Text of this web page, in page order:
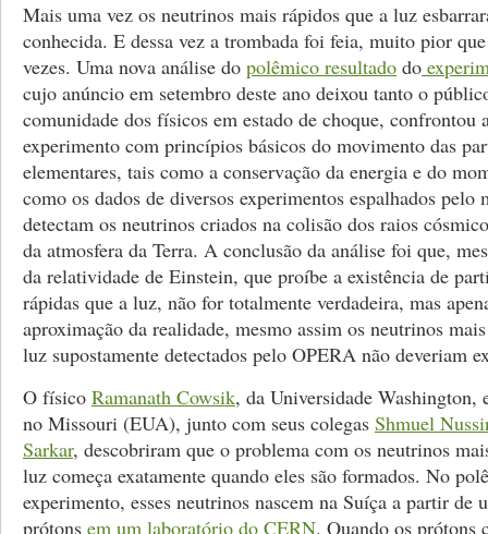
Mais uma vez os neutrinos mais rápidos que a luz
conhecida. E dessa vez a trombada foi feia, muito pior
vezes. Uma nova análise do polêmico resultado do
cujo anúncio em setembro deste ano deixou tanto o
comunidade dos físicos em estado de choque, confrontou
experimento com princípios básicos do movimento das
elementares, tais como a conservação da energia e do
como os dados de diversos experimentos espalhados pelo
detectam os neutrinos criados na colisão dos raios
da atmosfera da Terra. A conclusão da análise foi que,
da relatividade de Einstein, que proíbe a existência de
rápidas que a luz, não for totalmente verdadeira, mas
aproximação da realidade, mesmo assim os neutrinos
luz supostamente detectados pelo OPERA não deveriam
O físico Ramanath Cowsik, da Universidade Washington,
no Missouri (EUA), junto com seus colegas Shmuel
Sarkar, descobriram que o problema com os neutrinos
luz começa exatamente quando eles são formados. No
experimento, esses neutrinos nascem na Suíça a partir de
prótons em um laboratório do CERN. Quando os prótons